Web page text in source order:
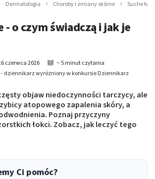
Dermatologia Choroby i zmiany skórne Suche
- o czym świadczą i jak je
czerwca 2026
~ 5 minut czytania
- dziennikarz wyróżniony w konkursie Dziennikarz
objaw niedoczynności tarczycy, ale
atopowego zapalenia skóry, a
Poznaj przyczyny
łokci. Zobacz, jak leczyć tego
Ci pomóc?